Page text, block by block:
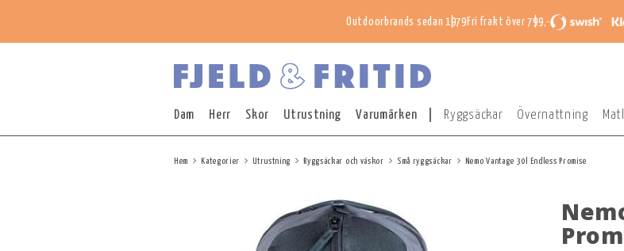
Outdoorbrands sedan 1979 Fri frakt över 799,-
Dam Herr Skor Utrustning Varumärken Ryggsäckar Övernattning
Hem Kategorier Utrustning Ryggsäckar och väskor Små ryggsäckar Nemo Vantage 30l Endless Promise